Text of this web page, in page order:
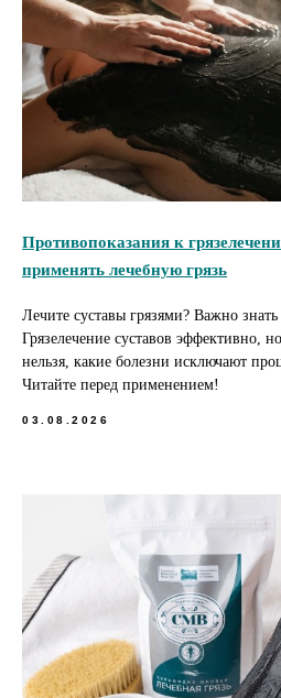
Противопоказания к
применять лечебную грязь
Лечите суставы грязями? Важно
Грязелечение суставов эффективно,
нельзя, какие болезни исключают
Читайте перед применением!
03.08.2026